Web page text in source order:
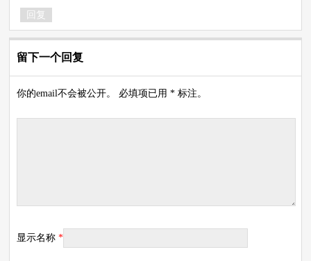
回复
留下一个回复
你的email不会被公开。 必填项已用 * 标注。
显示名称*